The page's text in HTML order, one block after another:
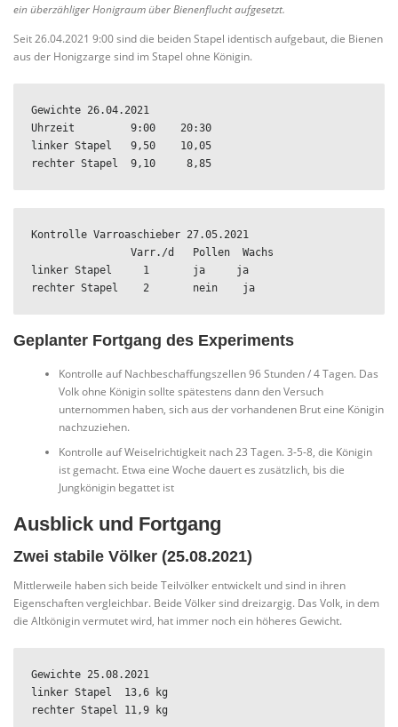
ein überzähliger Honigraum über Bienenflucht aufgesetzt.
Seit 26.04.2021 9:00 sind die beiden Stapel identisch aufgebaut, die Bienen
aus der Honigzarge sind im Stapel ohne Königin.
Gewichte 26.04.2021
Uhrzeit         9:00    20:30
linker Stapel   9,50    10,05
rechter Stapel  9,10     8,85
Kontrolle Varroaschieber 27.05.2021
linker Stapel     1       ja     ja
rechter Stapel    2       nein    ja
Geplanter Fortgang des Experiments
Kontrolle auf Nachbeschaffungszellen 96 Stunden / 4 Tagen. Das
Volk ohne Königin sollte spätestens dann den Versuch
unternommen haben, sich aus der vorhandenen Brut eine Königin
nachzuziehen.
Kontrolle auf Weiselrichtigkeit nach 23 Tagen. 3-5-8, die Königin
ist gemacht. Etwa eine Woche dauert es zusätzlich, bis die
Jungkönigin begattet ist
Ausblick und Fortgang
Zwei stabile Völker (25.08.2021)
Mittlerweile haben sich beide Teilvölker entwickelt und sind in ihren
Eigenschaften vergleichbar. Beide Völker sind dreizargig. Das Volk, in dem
die Altkönigin vermutet wird, hat immer noch ein höheres Gewicht.
Gewichte 25.08.2021
linker Stapel  13,6 kg
rechter Stapel 11,9 kg